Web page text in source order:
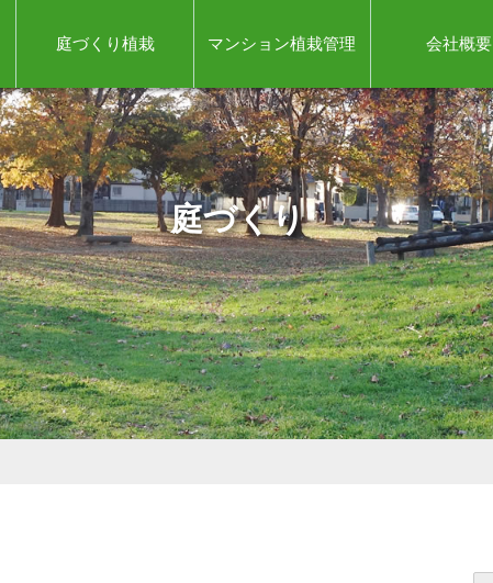
庭づくり植栽 マンション植栽管理 会社概要
庭づくり